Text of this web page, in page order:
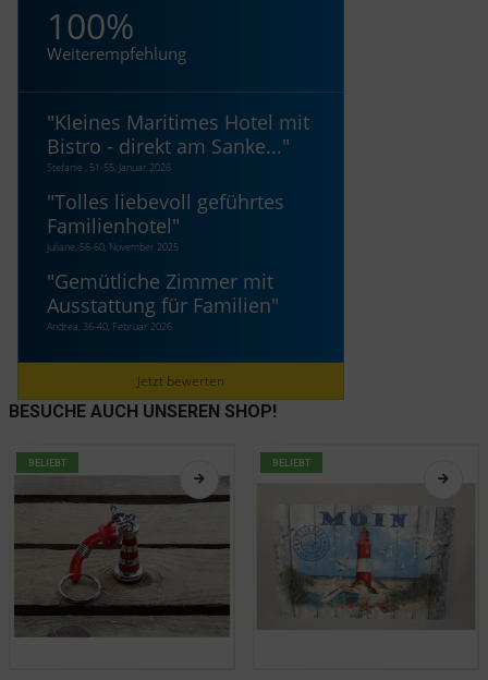
100%
Weiterempfehlung
"Kleines Maritimes Hotel mit
Bistro - direkt am Sanke..."
Stefanie , 51-55, Januar 2026
"Tolles liebevoll geführtes
Familienhotel"
Juliane, 56-60, November 2025
"Gemütliche Zimmer mit
Ausstattung für Familien"
Andrea, 36-40, Februar 2026
Jetzt bewerten
BESUCHE AUCH UNSEREN SHOP!
BELIEBT BELIEBT